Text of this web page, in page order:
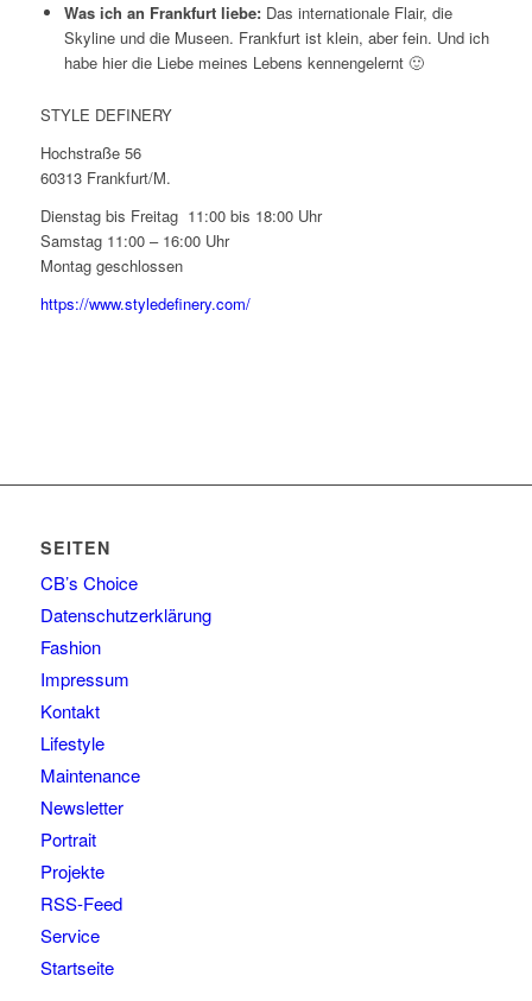
Was ich an Frankfurt liebe:Das internationale Flair, die
Skyline und die Museen. Frankfurt ist klein, aber fein. Und ich
habe hier die Liebe meines Lebens kennengelernt 🙂
STYLE DEFINERY
Hochstraße 56
60313 Frankfurt/M.
Dienstag bis Freitag 11:00 bis 18:00 Uhr
Samstag 11:00 – 16:00 Uhr
Montag geschlossen
https://www.styledefinery.com/
SEITEN
CB’s Choice
Datenschutzerklärung
Fashion
Impressum
Kontakt
Lifestyle
Maintenance
Newsletter
Portrait
Projekte
RSS-Feed
Service
Startseite